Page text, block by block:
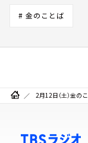
# 金のことば
2月12日（土）金の